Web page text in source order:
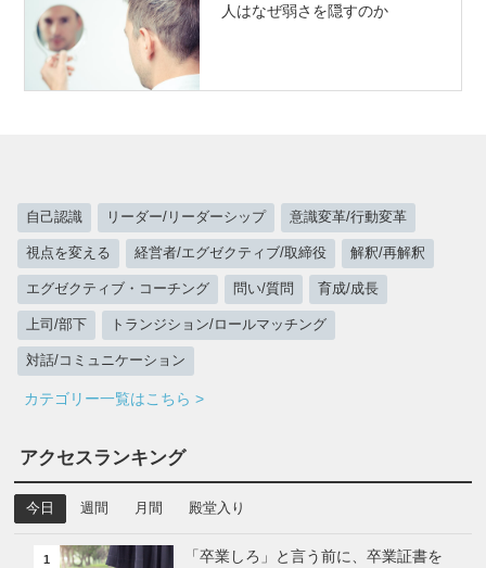
人はなぜ弱さを隠すのか
自己認識 リーダー/リーダーシップ 意識変革/行動変革
視点を変える 経営者/エグゼクティブ/取締役 解釈/再解釈
エグゼクティブ・コーチング 問い/質問 育成/成長
上司/部下 トランジション/ロールマッチング
対話/コミュニケーション
カテゴリー一覧はこちら >
アクセスランキング
今日 週間 月間 殿堂入り
1
「卒業しろ」と言う前に、卒業証書を